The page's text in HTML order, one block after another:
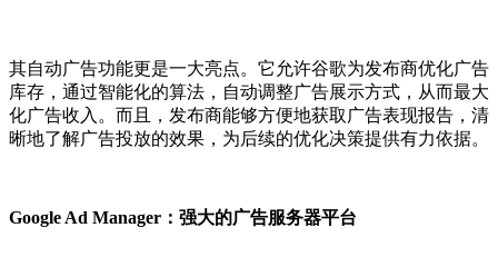
其自动广告功能更是一大亮点。它允许谷歌为发布商优化广告
库存，通过智能化的算法，自动调整广告展示方式，从而最大
化广告收入。而且，发布商能够方便地获取广告表现报告，清
晰地了解广告投放的效果，为后续的优化决策提供有力依据。
Google Ad Manager：强大的广告服务器平台